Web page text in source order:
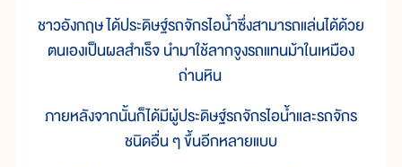
ชาวอังกฤษ ได้ประดิษฐ์รถจักรไอน้ำซึ่งสามารถแล่นได้ด้วย
ตนเองเป็นผลสำเร็จ นำมาใช้ลากจูงรถแทนม้าในเหมือง
ถ่านหิน
ภายหลังจากนั้นก็ได้มีผู้ประดิษฐ์รถจักรไอน้ำและรถจักร
ชนิดอื่น ๆ ขึ้นอีกหลายแบบ